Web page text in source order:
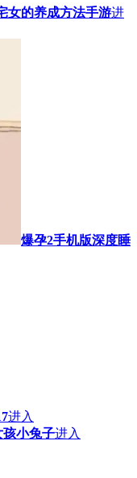
女的养成方法手游进
爆孕2手机版深度睡
进入
孩小兔子进入